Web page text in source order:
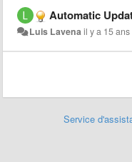
Automatic
Luis Lavenail y a 15 ans
Service